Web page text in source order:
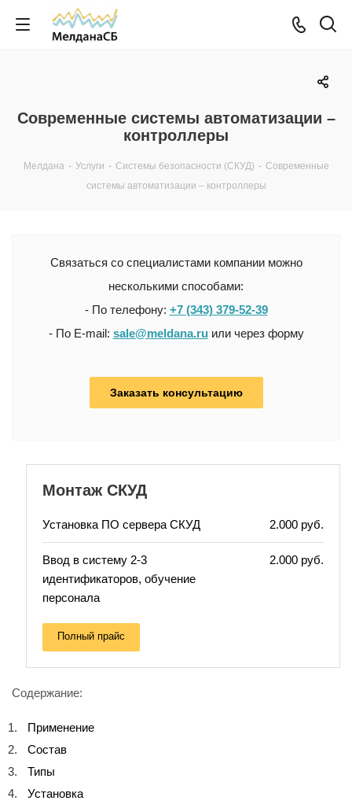
Современные системы автоматизации –
контроллеры
Мелдана - Услуги - Системы безопасности (СКУД) - Современные
системы автоматизации – контроллеры
Связаться со специалистами компании можно
несколькими способами:
- По телефону: +7 (343) 379-52-39
- По E-mail: sale@meldana.ruили через форму
Заказать консультацию
Монтаж СКУД
Установка ПО сервера СКУД 2.000 руб.
Ввод в систему 2-3
идентификаторов, обучение
персонала
2.000 руб.
Полный прайс
Содержание:
Применение
Состав
Типы
Установка